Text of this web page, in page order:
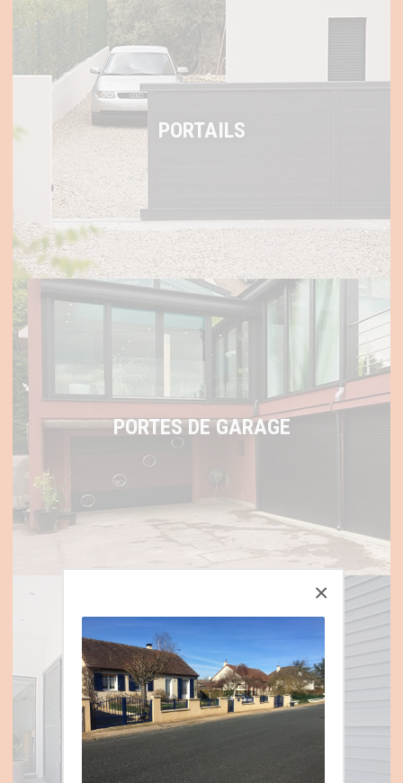
PORTAILS
PORTES DE GARAGE
VOLETS ET STORES